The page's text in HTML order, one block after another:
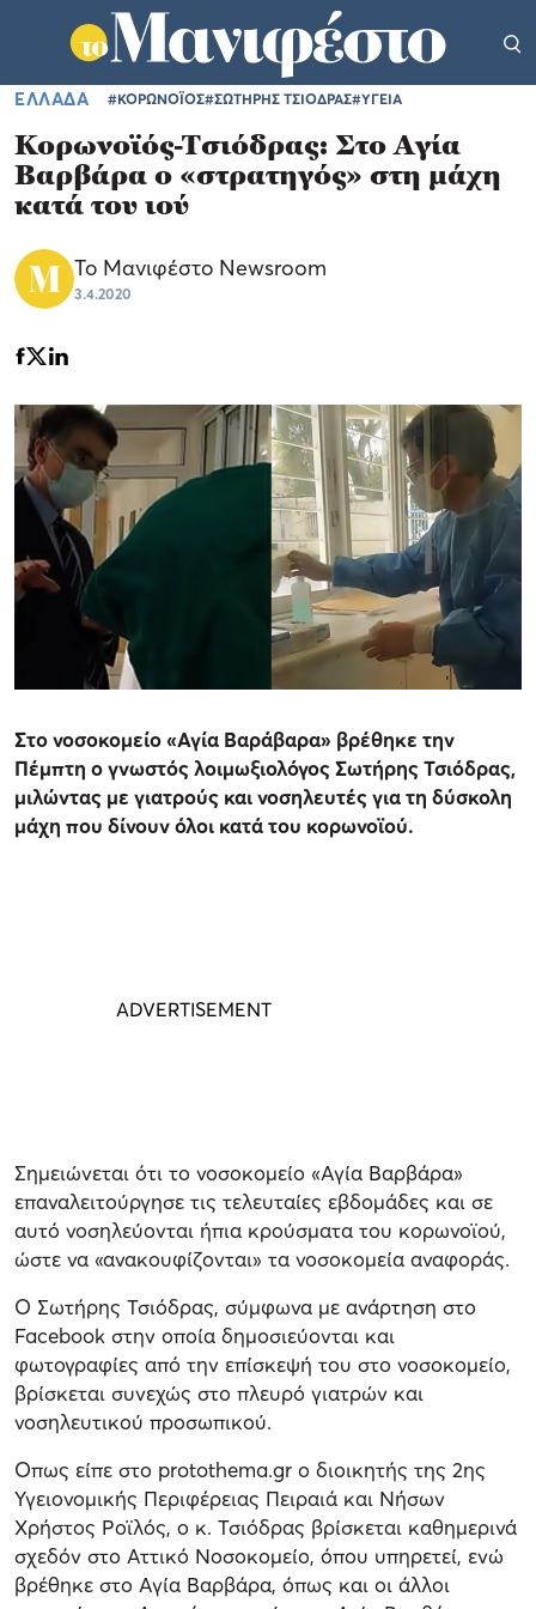
ΕΛΛΑΔΑ #ΚΟΡΩΝΟΪΟΣ#ΣΩΤΗΡΗΣ ΤΣΙΟΔΡΑΣ#ΥΓΕΙΑ
Κορωνοϊός-Τσιόδρας: Στο Αγία
Βαρβάρα ο «στρατηγός» στη μάχη
κατά του ιού
Το Μανιφέστο Newsroom
3.4.2020
Στο νοσοκομείο «Αγία Βαράβαρα» βρέθηκε την
Πέμπτη ο γνωστός λοιμωξιολόγος Σωτήρης Τσιόδρας,
μιλώντας με γιατρούς και νοσηλευτές για τη δύσκολη
μάχη που δίνουν όλοι κατά του κορωνοϊού.
Σημειώνεται ότι το νοσοκομείο «Αγία Βαρβάρα»
επαναλειτούργησε τις τελευταίες εβδομάδες και σε
αυτό νοσηλεύονται ήπια κρούσματα του κορωνοϊού,
ώστε να «ανακουφίζονται» τα νοσοκομεία αναφοράς.
Ο Σωτήρης Τσιόδρας, σύμφωνα με ανάρτηση στο
Facebook στην οποία δημοσιεύονται και
φωτογραφίες από την επίσκεψή του στο νοσοκομείο,
βρίσκεται συνεχώς στο πλευρό γιατρών και
νοσηλευτικού προσωπικού.
Οπως είπε στο protothema.gr ο διοικητής της 2ης
Υγειονομικής Περιφέρειας Πειραιά και Νήσων
Χρήστος Ροϊλός, ο κ. Τσιόδρας βρίσκεται καθημερινά
σχεδόν στο Αττικό Νοσοκομείο, όπου υπηρετεί, ενώ
βρέθηκε στο Αγία Βαρβάρα, όπως και οι άλλοι